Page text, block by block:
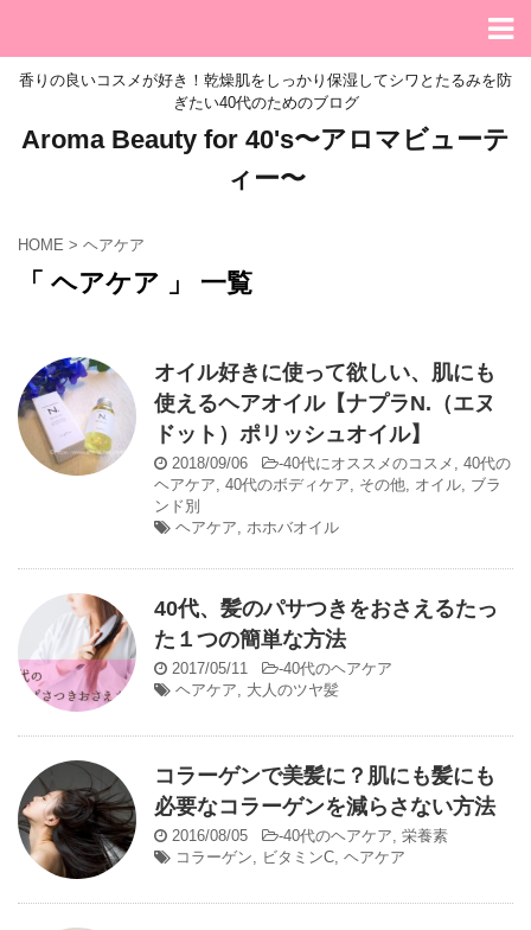
香りの良いコスメが好き！乾燥肌をしっかり保湿してシワとたるみを防
ぎたい40代のためのブログ
Aroma Beauty for 40's〜アロマビューテ
ィー〜
HOME > ヘアケア
「 ヘアケア 」 一覧
オイル好きに使って欲しい、肌にも
使えるヘアオイル【ナプラN.（エヌ
ドット）ポリッシュオイル】
2018/09/06 -40代にオススメのコスメ , 40代の
ヘアケア, 40代のボディケア, その他, オイル, ブラ
ンド別
ヘアケア, ホホバオイル
40代、髪のパサつきをおさえるたっ
た１つの簡単な方法
2017/05/11 -40代のヘアケア
ヘアケア, 大人のツヤ髪
コラーゲンで美髪に？肌にも髪にも
必要なコラーゲンを減らさない方法
2016/08/05 -40代のヘアケア, 栄養素
コラーゲン, ビタミンC, ヘアケア